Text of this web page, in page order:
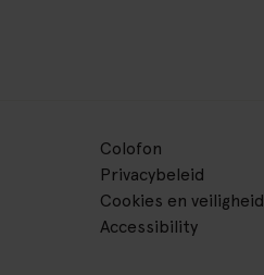
Colofon
Privacybeleid
Cookies en veiligheid
Accessibility